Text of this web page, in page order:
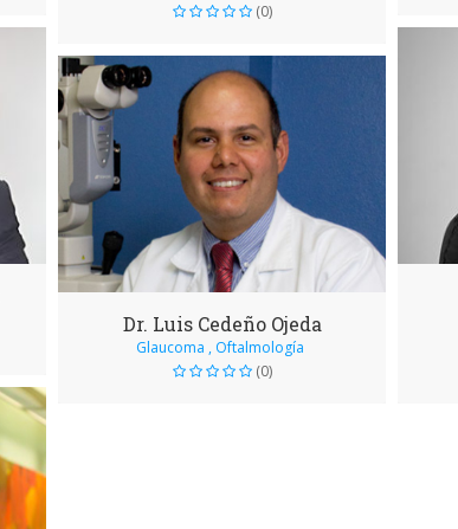
(0)
Dr. Luis Cedeño Ojeda
Glaucoma , Oftalmología
(0)